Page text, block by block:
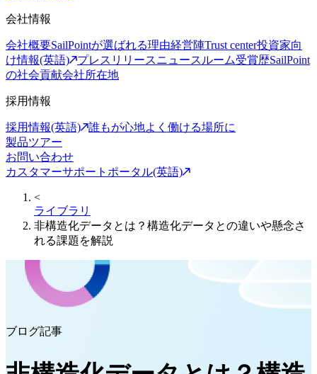
会社情報
会社概要SailPointが選ばれる理由経営陣Trust center投資家向
け情報(英語)
プレスリリースニュースルーム受賞歴SailPoint
の社会貢献会社所在地
採用情報
採用情報(英語)
誰もが心地よく働ける場所に
製品ツアー
お問い合わせ
カスタマーサポートポータル(英語)
<
ライブラリ
非構造化データとは？構造化データとの違いや懸念さ
れる課題を解説
ブログ記事